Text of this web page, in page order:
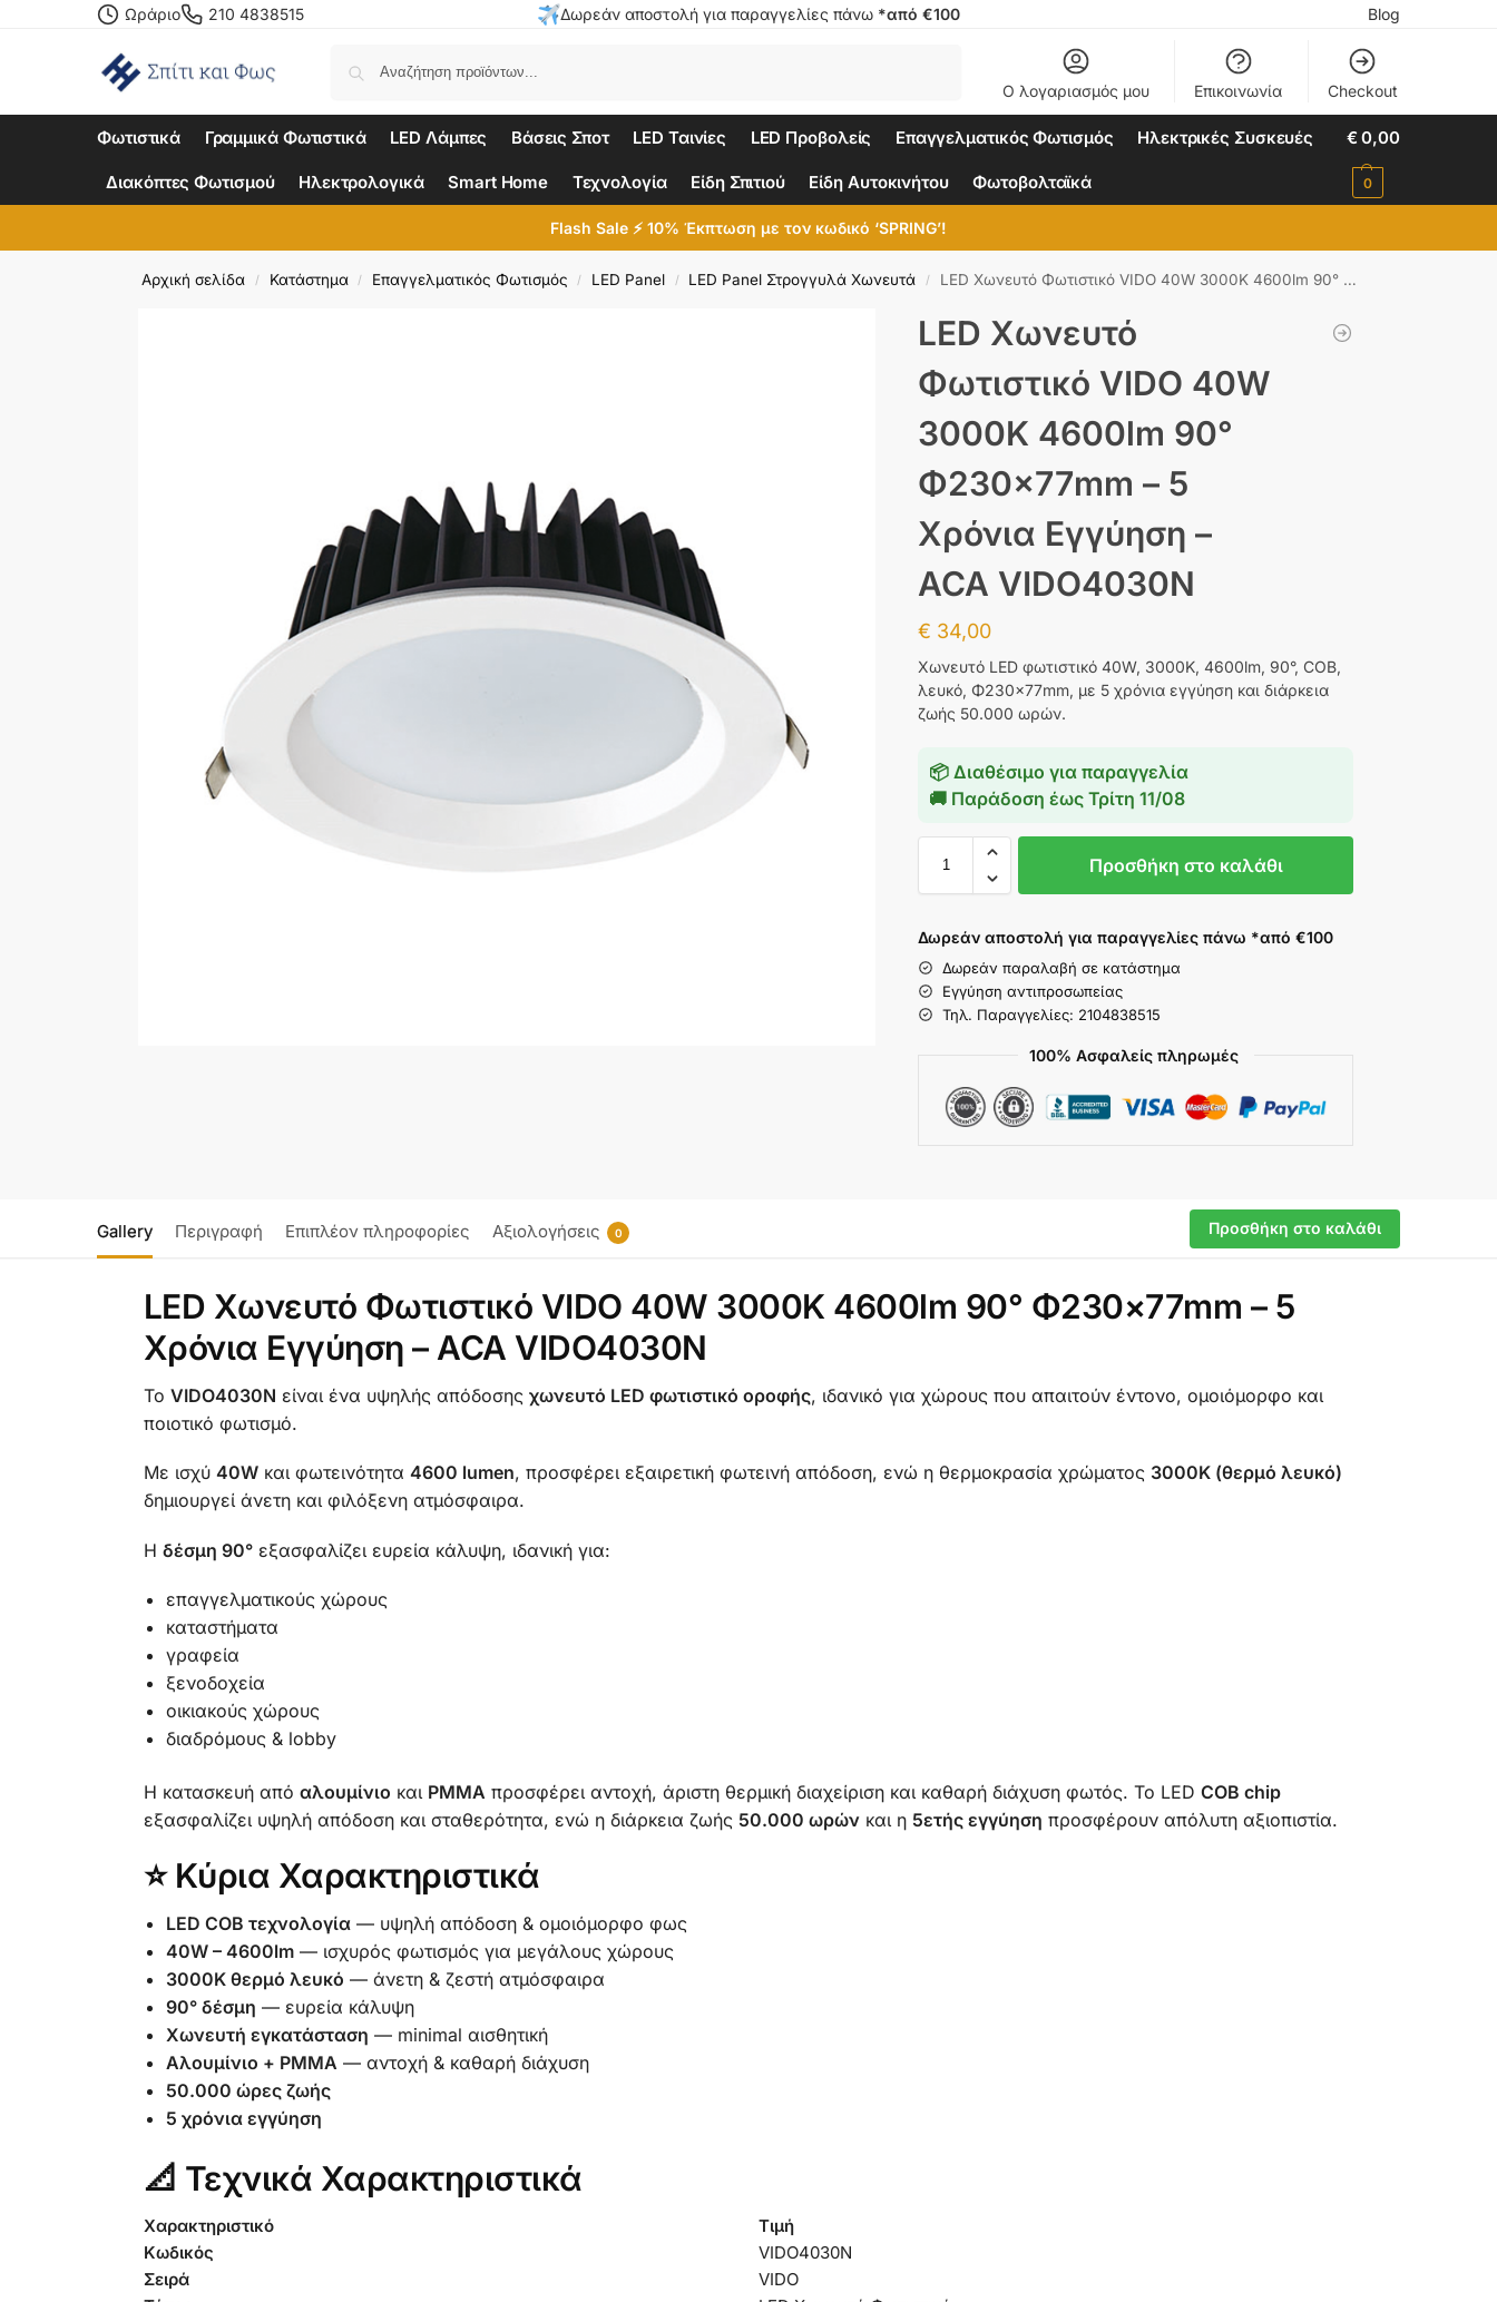
Ωράριο 210 4838515 Δωρεάν αποστολή για παραγγελίες πάνω *από €100 Blog
Ο λογαριασμός μου Επικοινωνία Checkout
Φωτιστικά Γραμμικά Φωτιστικά LED Λάμπες Βάσεις Σποτ LED Ταινίες LED Προβολείς Επαγγελματικός Φωτισμός Ηλεκτρικές Συσκευές
Διακόπτες Φωτισμού Ηλεκτρολογικά Smart Home Τεχνολογία Είδη Σπιτιού Είδη Αυτοκινήτου Φωτοβολταϊκά
€0,00
0
Flash Sale ⚡ 10% Έκπτωση με τον κωδικό ‘SPRING’!
Αρχική σελίδα / Κατάστημα / Επαγγελματικός Φωτισμός / LED Panel / LED Panel Στρογγυλά Χωνευτά / LED Χωνευτό Φωτιστικό VIDO 40W 3000K 4600lm 90° Φ230×77mm – 5 Χρόνια Εγγύηση – ACA VIDO4030N
LED Χωνευτό
Φωτιστικό VIDO 40W
3000K 4600lm 90°
Φ230×77mm – 5
Χρόνια Εγγύηση –
ACA VIDO4030N
€ 34,00
Χωνευτό LED φωτιστικό 40W, 3000K, 4600lm, 90°, COB,
λευκό, Φ230×77mm, με 5 χρόνια εγγύηση και διάρκεια
ζωής 50.000 ωρών.
📦 Διαθέσιμο για παραγγελία
🚚 Παράδοση έωςΤρίτη 11/08
Προσθήκη στο καλάθι
Δωρεάν αποστολή για παραγγελίες πάνω *από €100
Δωρεάν παραλαβή σε κατάστημα
Εγγύηση αντιπροσωπείας
Τηλ. Παραγγελίες: 2104838515
100% Ασφαλείς πληρωμές
Gallery Περιγραφή Επιπλέον πληροφορίες Αξιολογήσεις 0 Προσθήκη στο καλάθι
LED Χωνευτό Φωτιστικό VIDO 40W 3000K 4600lm 90° Φ230×77mm – 5
Χρόνια Εγγύηση – ACA VIDO4030N
Το VIDO4030N είναι ένα υψηλής απόδοσης χωνευτό LED φωτιστικό οροφής, ιδανικό για χώρους που απαιτούν έντονο, ομοιόμορφο και
ποιοτικό φωτισμό.
Με ισχύ 40Wκαι φωτεινότητα 4600 lumen, προσφέρει εξαιρετική φωτεινή απόδοση, ενώ η θερμοκρασία χρώματος 3000K (θερμό λευκό)
δημιουργεί άνετη και φιλόξενη ατμόσφαιρα.
Η δέσμη 90°εξασφαλίζει ευρεία κάλυψη, ιδανική για:
επαγγελματικούς χώρους
καταστήματα
γραφεία
ξενοδοχεία
οικιακούς χώρους
διαδρόμους & lobby
Η κατασκευή από αλουμίνιο και PMMA προσφέρει αντοχή, άριστη θερμική διαχείριση και καθαρή διάχυση φωτός. Το LED COB chip
εξασφαλίζει υψηλή απόδοση και σταθερότητα, ενώ η διάρκεια ζωής 50.000 ωρώνκαι η 5ετής εγγύηση προσφέρουν απόλυτη αξιοπιστία.
⭐ Κύρια Χαρακτηριστικά
LED COB τεχνολογία— υψηλή απόδοση & ομοιόμορφο φως
40W – 4600lm— ισχυρός φωτισμός για μεγάλους χώρους
3000K θερμό λευκό — άνετη & ζεστή ατμόσφαιρα
90° δέσμη — ευρεία κάλυψη
Χωνευτή εγκατάσταση — minimal αισθητική
Αλουμίνιο + PMMA — αντοχή & καθαρή διάχυση
50.000 ώρες ζωής
5 χρόνια εγγύηση
📐 Τεχνικά Χαρακτηριστικά
Χαρακτηριστικό
Τιμή
Κωδικός
VIDO4030N
Σειρά
VIDO